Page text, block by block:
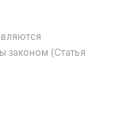
законом (Статья